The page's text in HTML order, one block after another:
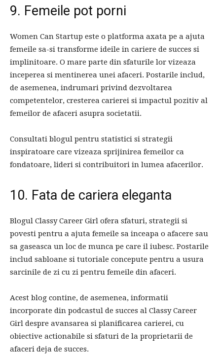
9. Femeile pot porni
Women Can Startup este o platforma axata pe a ajuta
femeile sa-si transforme ideile in cariere de succes si
implinitoare. O mare parte din sfaturile lor vizeaza
inceperea si mentinerea unei afaceri. Postarile includ,
de asemenea, indrumari privind dezvoltarea
competentelor, cresterea carierei si impactul pozitiv al
femeilor de afaceri asupra societatii.
Consultati blogul pentru statistici si strategii
inspiratoare care vizeaza sprijinirea femeilor ca
fondatoare, lideri si contribuitori in lumea afacerilor.
10. Fata de cariera eleganta
Blogul Classy Career Girl ofera sfaturi, strategii si
povesti pentru a ajuta femeile sa inceapa o afacere sau
sa gaseasca un loc de munca pe care il iubesc. Postarile
includ sabloane si tutoriale concepute pentru a usura
sarcinile de zi cu zi pentru femeile din afaceri.
Acest blog contine, de asemenea, informatii
incorporate din podcastul de succes al Classy Career
Girl despre avansarea si planificarea carierei, cu
obiective actionabile si sfaturi de la proprietarii de
afaceri deja de succes.